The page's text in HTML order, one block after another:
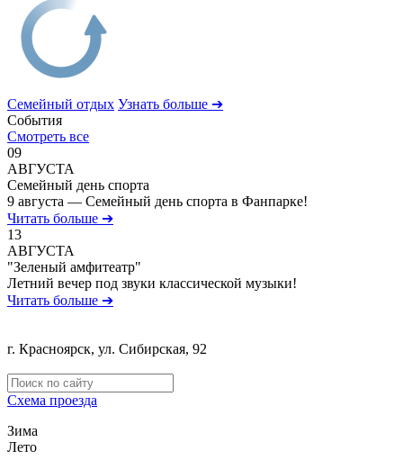
Семейный отдых Узнать больше ➔
События
Смотреть все
09
АВГУСТА
Семейный день спорта
9 августа — Семейный день спорта в Фанпарке!
Читать больше ➔
13
АВГУСТА
"Зеленый амфитеатр"
Летний вечер под звуки классической музыки!
Читать больше ➔
г. Красноярск, ул. Сибирская, 92
Схема проезда
Зима
Лето